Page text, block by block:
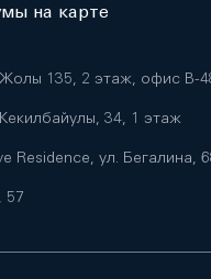
на карте
135, 2 этаж, офис B-
34, 1 этаж
Residence, ул. Бегалина,
57